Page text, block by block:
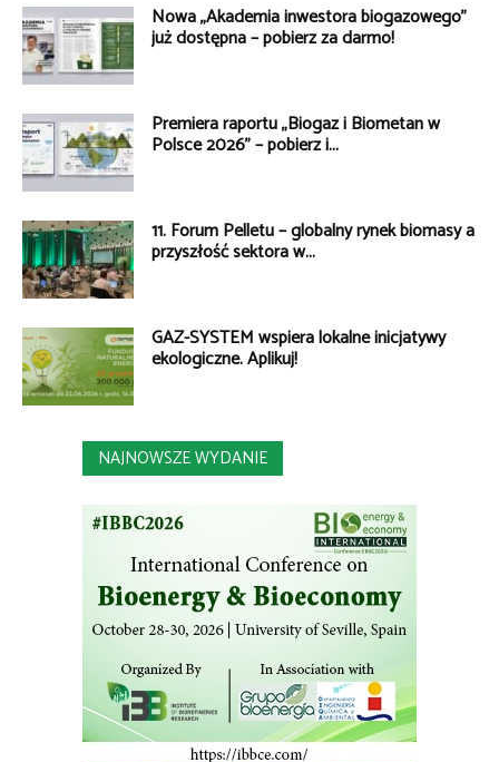
Nowa „Akademia inwestora biogazowego”
już dostępna – pobierz za darmo!
Premiera raportu „Biogaz i Biometan w
Polsce 2026” – pobierz i...
11. Forum Pelletu – globalny rynek biomasy a
przyszłość sektora w...
GAZ-SYSTEM wspiera lokalne inicjatywy
ekologiczne. Aplikuj!
NAJNOWSZE WYDANIE